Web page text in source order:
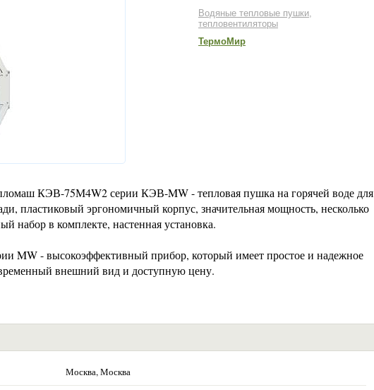
Водяные тепловые пушки,
тепловентиляторы
ТермоМир
КЭВ-75М4W2 серии КЭВ-MW - тепловая пушка на горячей воде для
пластиковый эргономичный корпус, значительная мощность, несколько
набор в комплекте, настенная установка.
MW - высокоэффективный прибор, который имеет простое и надежное
внешний вид и доступную цену.
Москва, Москва